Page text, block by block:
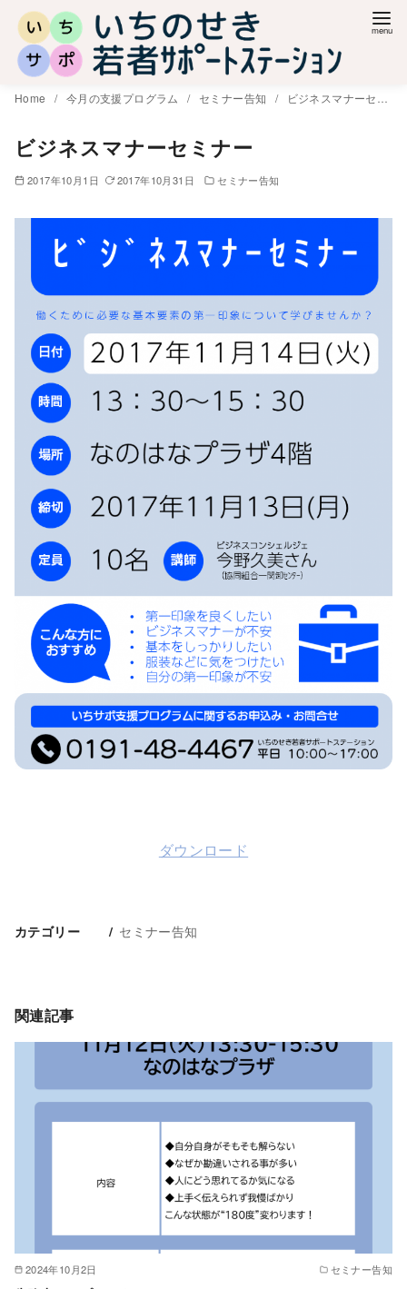
Home 今月の支援プログラム セミナー告知 ビジネスマナーセミナー
ビジネスマナーセミナー
2017年10月1日 2017年10月31日 セミナー告知
ダウンロード
カテゴリー セミナー告知
関連記事
2024年10月2日 セミナー告知